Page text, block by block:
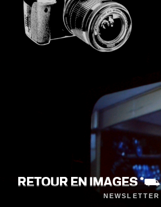
RETOUR EN IMAGES *⛟
NEWSLETTER